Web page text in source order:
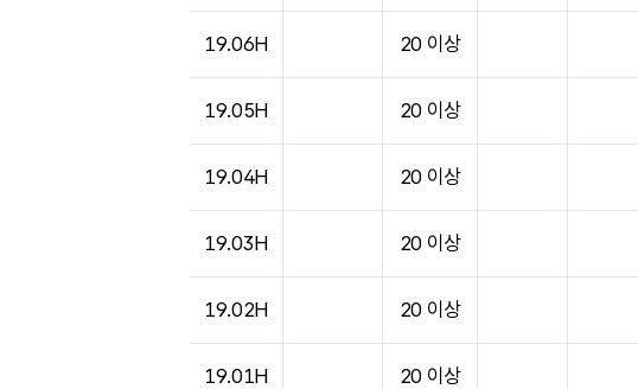
19.06H 20 이상
19.05H 20 이상
19.04H 20 이상
19.03H 20 이상
19.02H 20 이상
19.01H 20 이상